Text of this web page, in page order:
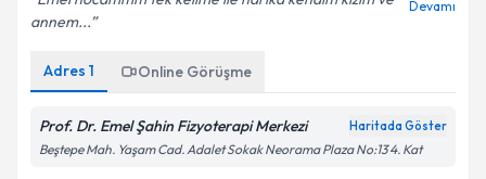
annem...
Devamı
Adres 1 Online Görüşme
Prof. Dr. Emel Şahin Fizyoterapi Merkezi Haritada Göster
Beştepe Mah. Yaşam Cad. Adalet Sokak Neorama Plaza No:13 4. Kat